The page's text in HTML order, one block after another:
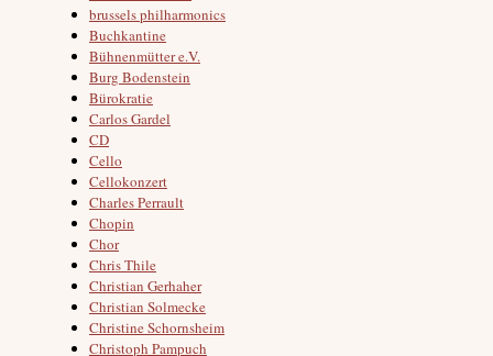
brussels philharmonics
Buchkantine
Bühnenmütter e.V.
Burg Bodenstein
Bürokratie
Carlos Gardel
CD
Cello
Cellokonzert
Charles Perrault
Chopin
Chor
Chris Thile
Christian Gerhaher
Christian Solmecke
Christine Schornsheim
Christoph Pampuch